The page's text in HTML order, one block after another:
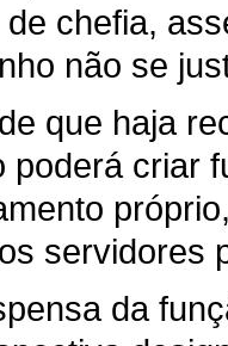
chefia,
não se
que haja
poderá criar
servidores
da